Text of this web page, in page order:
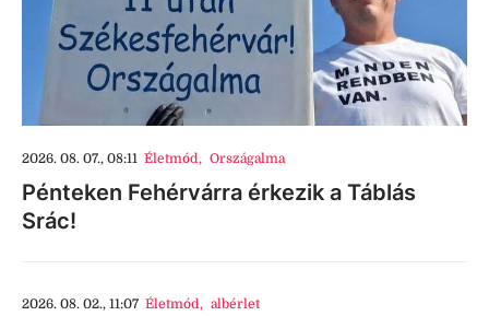
2026. 08. 07., 08:11 Életmód, Országalma
Pénteken Fehérvárra érkezik a Táblás
Srác!
2026. 08. 02., 11:07 Életmód, albérlet